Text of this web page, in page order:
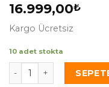
16.999,00₺
Kargo Ücretsiz
10 adet stokta
Piramit Ceviz Kaplama